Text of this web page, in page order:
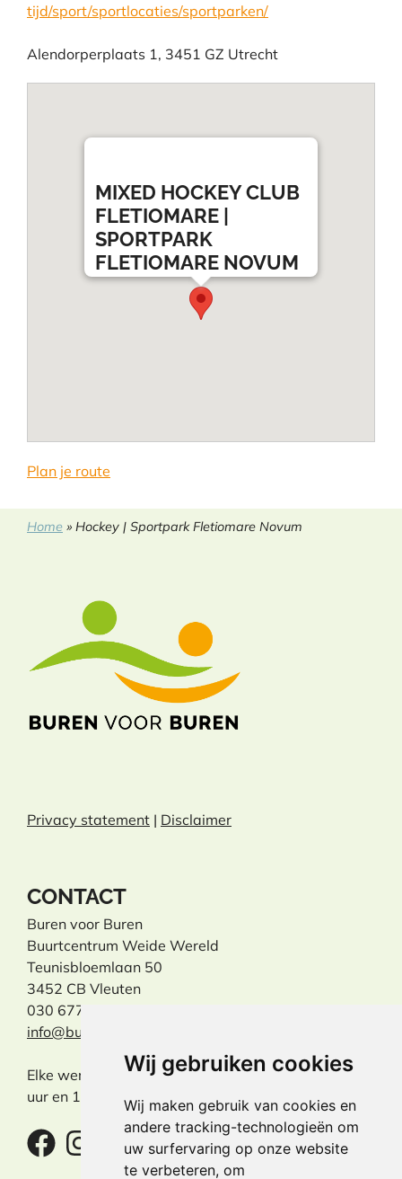
Wij gebruiken cookies
Wij maken gebruik van cookies en
andere tracking-technologieën om
uw surfervaring op onze website
te verbeteren, om
tijd/sport/sportlocaties/sportparken/
Alendorperplaats 1, 3451 GZ Utrecht
MIXED HOCKEY CLUB
FLETIOMARE |
SPORTPARK
FLETIOMARE NOVUM
Plan je route
Home » Hockey | Sportpark Fletiomare Novum
Privacy statement | Disclaimer
CONTACT
Buren voor Buren
Buurtcentrum Weide Wereld
Teunisbloemlaan 50
3452 CB Vleuten
030 677 31 31
info@burenvoorburen.info
Elke werkdag tussen 09:30
uur en 11:30 uur aanwezig.